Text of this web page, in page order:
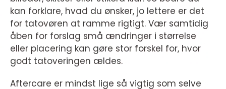
kan forklare, hvad du ønsker, jo lettere er det
for tatovøren at ramme rigtigt. Vær samtidig
åben for forslag små ændringer i størrelse
eller placering kan gøre stor forskel for, hvor
godt tatoveringen ældes.
Aftercare er mindst lige så vigtig som selve